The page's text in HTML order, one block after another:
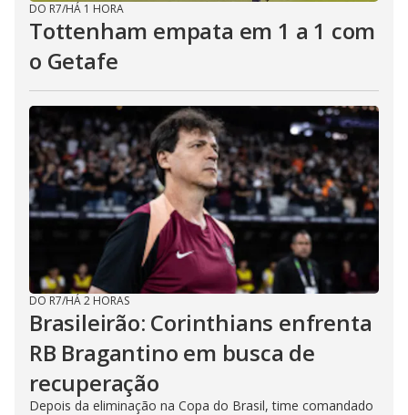
DO R7/HÁ 1 HORA
Tottenham empata em 1 a 1 com
o Getafe
DO R7/HÁ 2 HORAS
Brasileirão: Corinthians enfrenta
RB Bragantino em busca de
recuperação
Depois da eliminação na Copa do Brasil, time comandado